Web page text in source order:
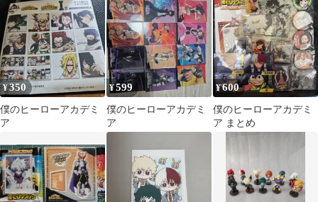
¥350
僕のヒーローアカデミ
ア
¥599
僕のヒーローアカデミ
ア
¥600
僕のヒーローアカデミ
ア まとめ